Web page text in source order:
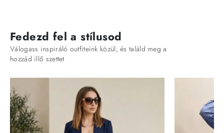
Fedezd fel a stílusod
Válogass inspiráló outfiteink közül, és találd meg a
hozzád illő szettet